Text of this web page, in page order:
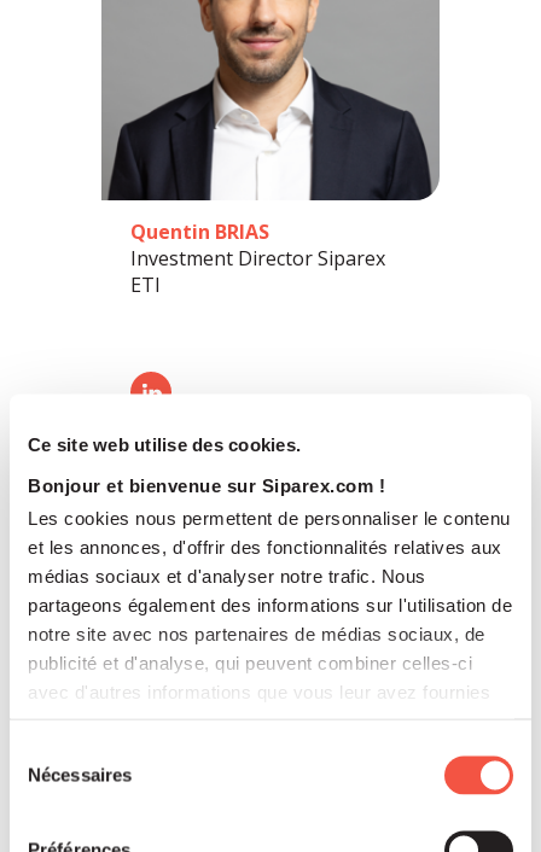
Ce site web utilise des cookies.
Bonjour et bienvenue sur Siparex.com !
Les cookies nous permettent de personnaliser le contenu
et les annonces, d'offrir des fonctionnalités relatives aux
médias sociaux et d'analyser notre trafic. Nous
partageons également des informations sur l'utilisation de
notre site avec nos partenaires de médias sociaux, de
publicité et d'analyse, qui peuvent combiner celles-ci
avec d'autres informations que vous leur avez fournies
Nécessaires
Quentin BRIAS
Investment Director Siparex
ETI